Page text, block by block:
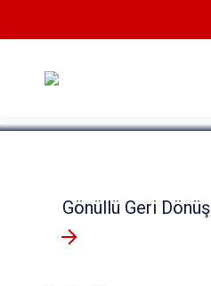
Gönüllü Geri Dönüş